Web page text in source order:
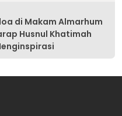
di Makam Almarhum
Husnul Khatimah